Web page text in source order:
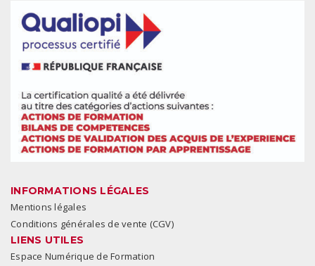
INFORMATIONS LÉGALES
Mentions légales
Conditions générales de vente (CGV)
LIENS UTILES
Espace Numérique de Formation